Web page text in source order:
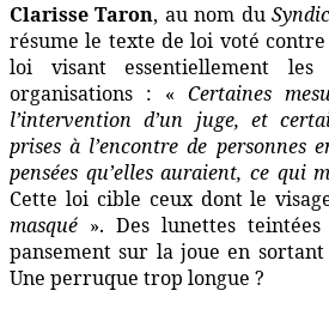
Clarisse Taron, au nom du
résume le texte de loi voté
loi visant essentiellement les
organisations : « Certaines
l’intervention d’un juge, et
prises à l’encontre de personnes
pensées qu’elles auraient, ce qui
Cette loi cible ceux dont le
masqué ». Des lunettes
pansement sur la joue en
Une perruque trop longue ?